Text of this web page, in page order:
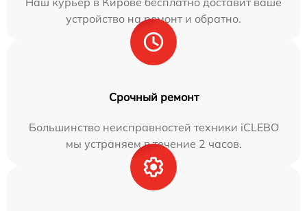
устройство на ремонт и обратно.
Срочный ремонт
Большинство неисправностей техники iCLEBO
мы устраняем в течение 2 часов.